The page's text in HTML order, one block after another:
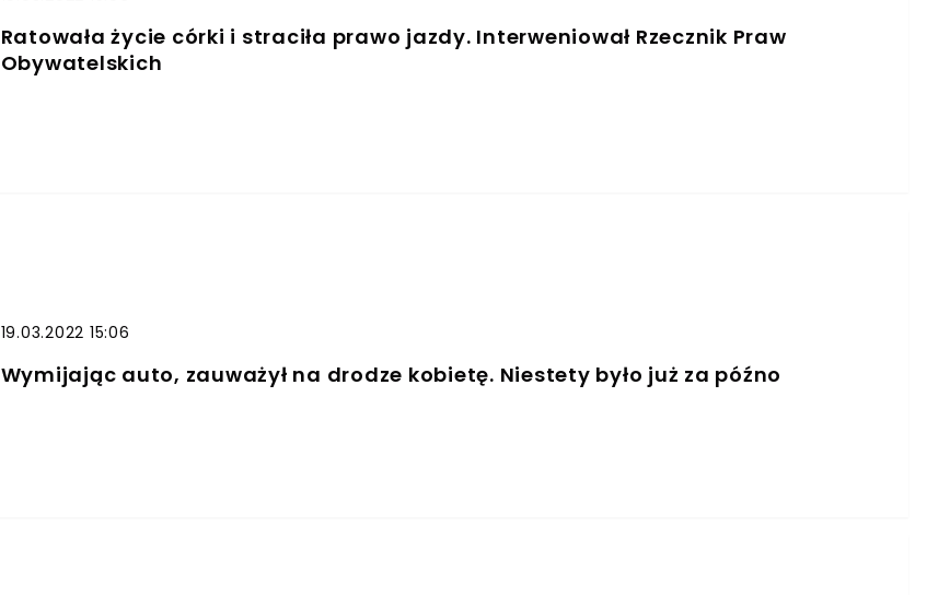
Ratowała życie córki i straciła prawo jazdy. Interweniował Rzecznik Praw
Obywatelskich
19.03.2022 15:06
Wymijając auto, zauważył na drodze kobietę. Niestety było już za późno